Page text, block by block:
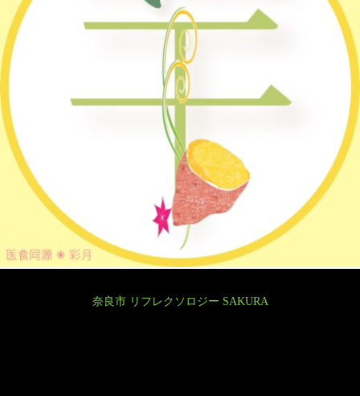
奈良市 リフレクソロジー SAKURA